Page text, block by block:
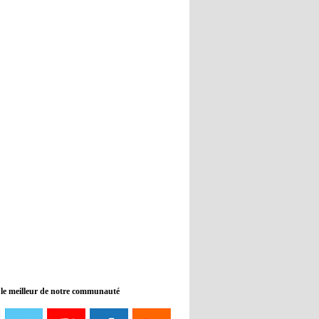
08:21 - 2022/11/08
Liverpool mis en vente par son
meilleur de notre communauté